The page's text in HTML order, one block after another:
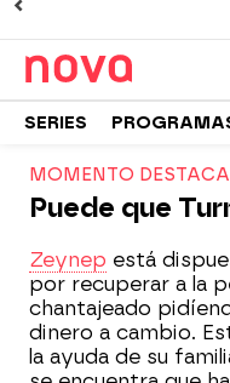
SERIES
MOMENTO
Puede que
Zeynep está
por recuperar a la
chantajeado
dinero a cambio.
la ayuda de su